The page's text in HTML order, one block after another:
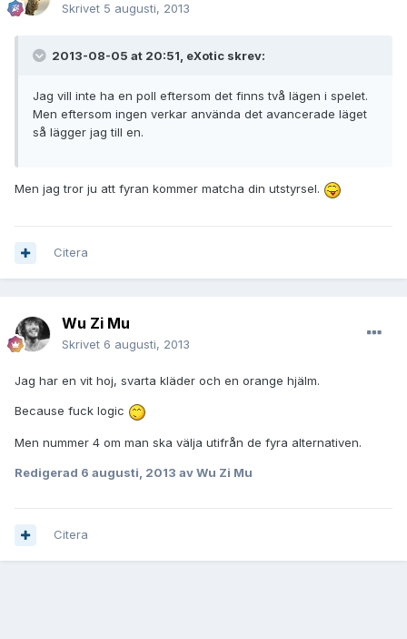
Skrivet 5 augusti, 2013
2013-08-05 at 20:51, eXotic skrev:
Jag vill inte ha en poll eftersom det finns två lägen i spelet.
Men eftersom ingen verkar använda det avancerade läget
så lägger jag till en.
Men jag tror ju att fyran kommer matcha din utstyrsel.
Citera
Wu Zi Mu
Skrivet 6 augusti, 2013
Jag har en vit hoj, svarta kläder och en orange hjälm.
Because fuck logic
Men nummer 4 om man ska välja utifrån de fyra alternativen.
Redigerad 6 augusti, 2013 av Wu Zi Mu
Citera